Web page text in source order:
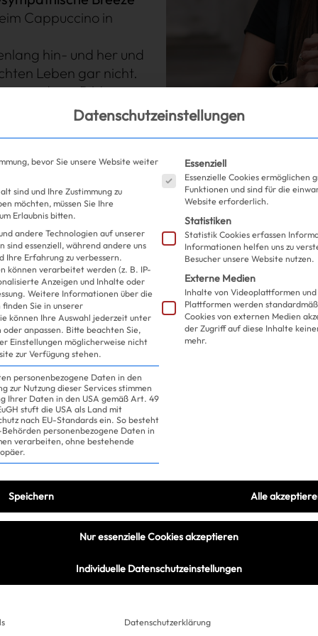
Cappuccino in
hin- und her und
Leben gar nicht.
anderes Bild von
wenn es zum
schon passiert. Gut,
kann man sich
treffen –Face to
in der App, es gibt ein
vor für den Drink
ist übrigens alles
Match 9 Euro und
Hier noch alles im Überblick
werden überprüft und verifiziert
aufmerksamem Personal, das auf dich aufpasst
Konto eingefroren
check: Hier lässt keiner den anderen im
ist für dich da
und Co-Founder Marco van der
Datenschutzeinstellungen
bevor Sie unsere Website weiter
sind und Ihre Zustimmung zu
möchten, müssen Sie Ihre
Erlaubnis bitten.
andere Technologien auf unserer
sind essenziell, während andere uns
Ihre Erfahrung zu verbessern.
können verarbeitet werden (z. B. IP-
Anzeigen und Inhalte oder
Weitere Informationen über die
Sie in unserer
können Ihre Auswahl jederzeit unter
anpassen. Bitte beachten Sie,
Einstellungen möglicherweise nicht
zur Verfügung stehen.
personenbezogene Daten in den
zur Nutzung dieser Services stimmen
Ihrer Daten in den USA gemäß Art. 49
stuft die USA als Land mit
nach EU-Standards ein. So besteht
Behörden personenbezogene Daten in
verarbeiten, ohne bestehende
Es folgt eine Liste der
Essenziell
Essenzielle Cookies ermöglichen
Funktionen und sind für die
Website erforderlich.
Statistiken
Statistik Cookies erfassen
Informationen helfen uns zu
Besucher unsere Website nutzen.
Externe Medien
Inhalte von Videoplattformen
Plattformen werden
Cookies von externen Medien
der Zugriff auf diese Inhalte
mehr.
Speichern Alle
Nur essenzielle Cookies akzeptieren
Individuelle Datenschutzeinstellungen
Datenschutzerklärung